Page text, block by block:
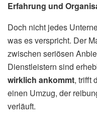
Erfahrung und
Doch nicht jedes
was es verspricht. Der
zwischen seriösen
Dienstleistern sind
wirklich ankommt, trifft
einen Umzug, der
verläuft.